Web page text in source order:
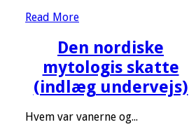
Read More
Den nordiske
mytologis skatte
(indlæg undervejs)
Hvem var vanerne og...